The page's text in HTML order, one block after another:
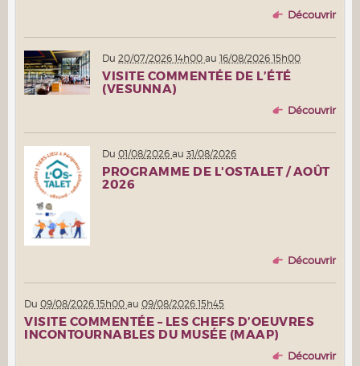
Découvrir
Du 20/07/2026 14h00 au 16/08/2026 15h00
VISITE COMMENTÉE DE L’ÉTÉ
(VESUNNA)
Découvrir
Du 01/08/2026 au 31/08/2026
PROGRAMME DE L'OSTALET / AOÛT
2026
Découvrir
Du 09/08/2026 15h00 au 09/08/2026 15h45
VISITE COMMENTÉE – LES CHEFS D’OEUVRES
INCONTOURNABLES DU MUSÉE (MAAP)
Découvrir